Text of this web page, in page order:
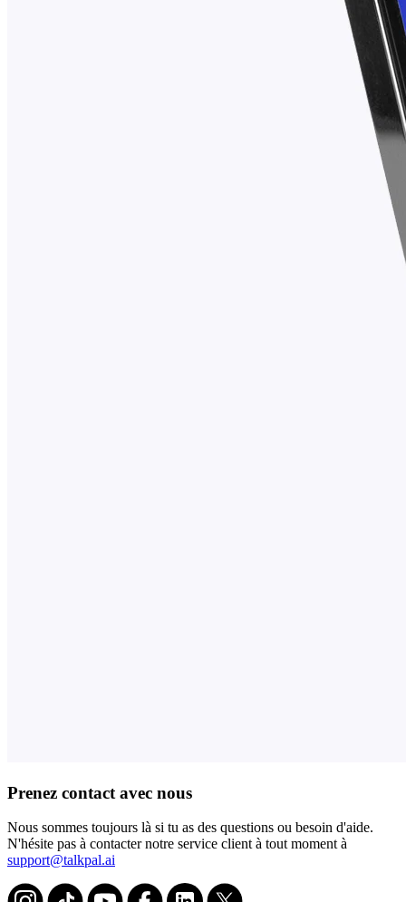
Prenez contact avec nous
Nous sommes toujours là si tu as des questions ou besoin d'aide.
N'hésite pas à contacter notre service client à tout moment à
support@talkpal.ai